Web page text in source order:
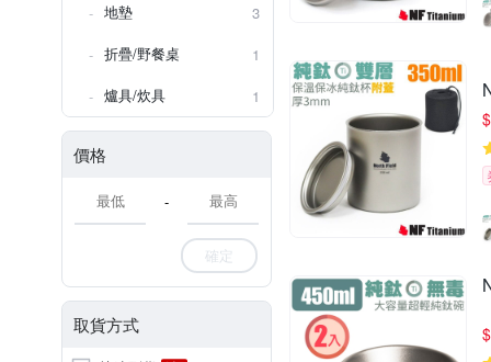
地墊
3
折疊/野餐桌
1
爐具/炊具
1
價格
-
確定
取貨方式
$
$